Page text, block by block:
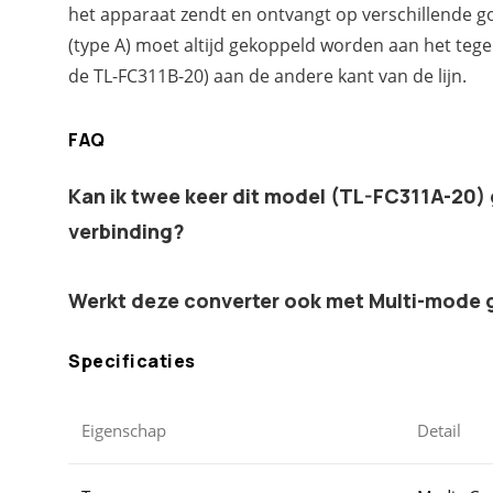
het apparaat zendt en ontvangt op verschillende
(type A) moet altijd gekoppeld worden aan het
de TL-FC311B-20) aan de andere kant van de lijn.
FAQ
Kan ik twee keer dit model (TL-FC311A-
verbinding?
Werkt deze converter ook met Multi-mode
Specificaties
Eigenschap Detail